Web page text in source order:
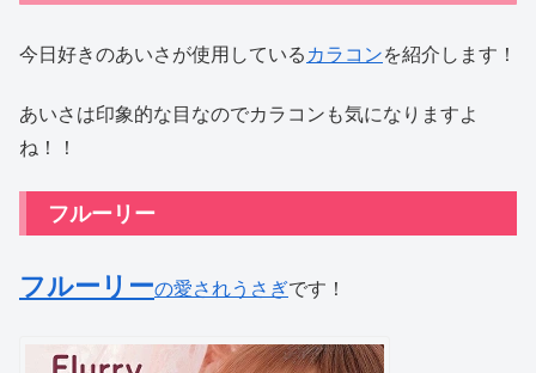
今日好きのあいさが使用している カラコンを紹介します！
あいさは印象的な目なのでカラコンも気になりますよ
ね！！
フルーリー
フルーリーの愛されうさぎです！